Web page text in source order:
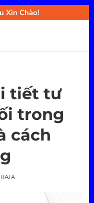
Xin Chào!
tiết tư
trong
cách